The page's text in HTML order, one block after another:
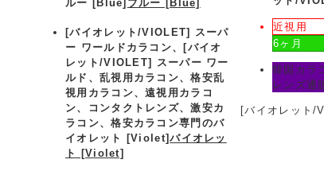
ルー [Blue] ブルー [Blue]
[バイオレット/VIOLET] スーパ
ー ワールドカラコン、[バイオ
レット/VIOLET] スーパー ワー
ルド、乱視用カラコン、格安乱
視用カラコン、遠視用カラコ
ン、コンタクトレンズ、激安カ
ラコン、格安カラコン専門のバ
イオレット [Violet]バイオレッ
ト [Violet]
近視用
6ヶ月
韓国カラ
レンズ通
[バイオレット/